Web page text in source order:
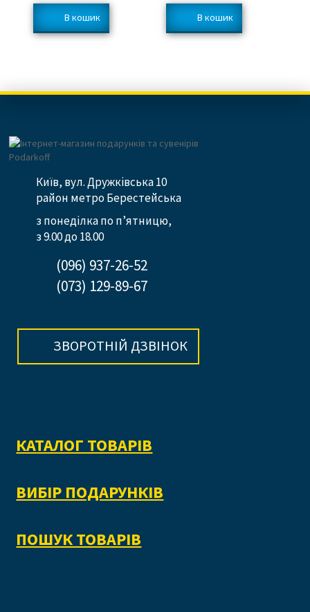
Київ, вул. Дружківська 10
район метро Берестейська
з понеділка по п’ятницю,
з 9.00 до 18.00
(096) 937-26-52
(073) 129-89-67
ЗВОРОТНІЙ ДЗВІНОК
КАТАЛОГ ТОВАРІВ
ВИБІР ПОДАРУНКІВ
ПОШУК ТОВАРІВ